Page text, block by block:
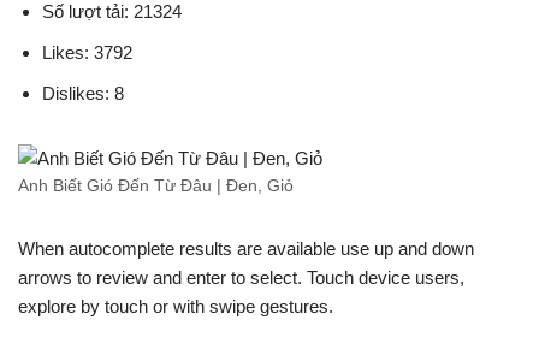
Số lượt tải: 21324
Likes: 3792
Dislikes: 8
Anh Biết Gió Đến Từ Đâu | Đen, Giỏ
When autocomplete results are available use up and down
arrows to review and enter to select. Touch device users,
explore by touch or with swipe gestures.